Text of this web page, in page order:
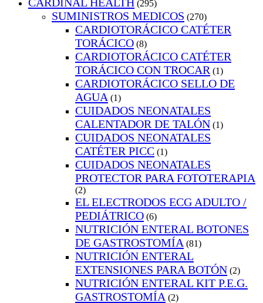
(295)
SUMINISTROS MEDICOS (270)
CARDIOTORÁCICO CATÉTER
TORÁCICO (8)
CARDIOTORÁCICO CATÉTER
TORÁCICO CON TROCAR (1)
CARDIOTORÁCICO SELLO DE
AGUA (1)
CUIDADOS NEONATALES
CALENTADOR DE TALÓN (1)
CUIDADOS NEONATALES
CATÉTER PICC (1)
CUIDADOS NEONATALES
PROTECTOR PARA FOTOTERAPIA
(2)
EL ELECTRODOS ECG ADULTO /
PEDIÁTRICO (6)
NUTRICIÓN ENTERAL BOTONES
DE GASTROSTOMÍA (81)
NUTRICIÓN ENTERAL
EXTENSIONES PARA BOTÓN (2)
NUTRICIÓN ENTERAL KIT P.E.G.
GASTROSTOMÍA (2)